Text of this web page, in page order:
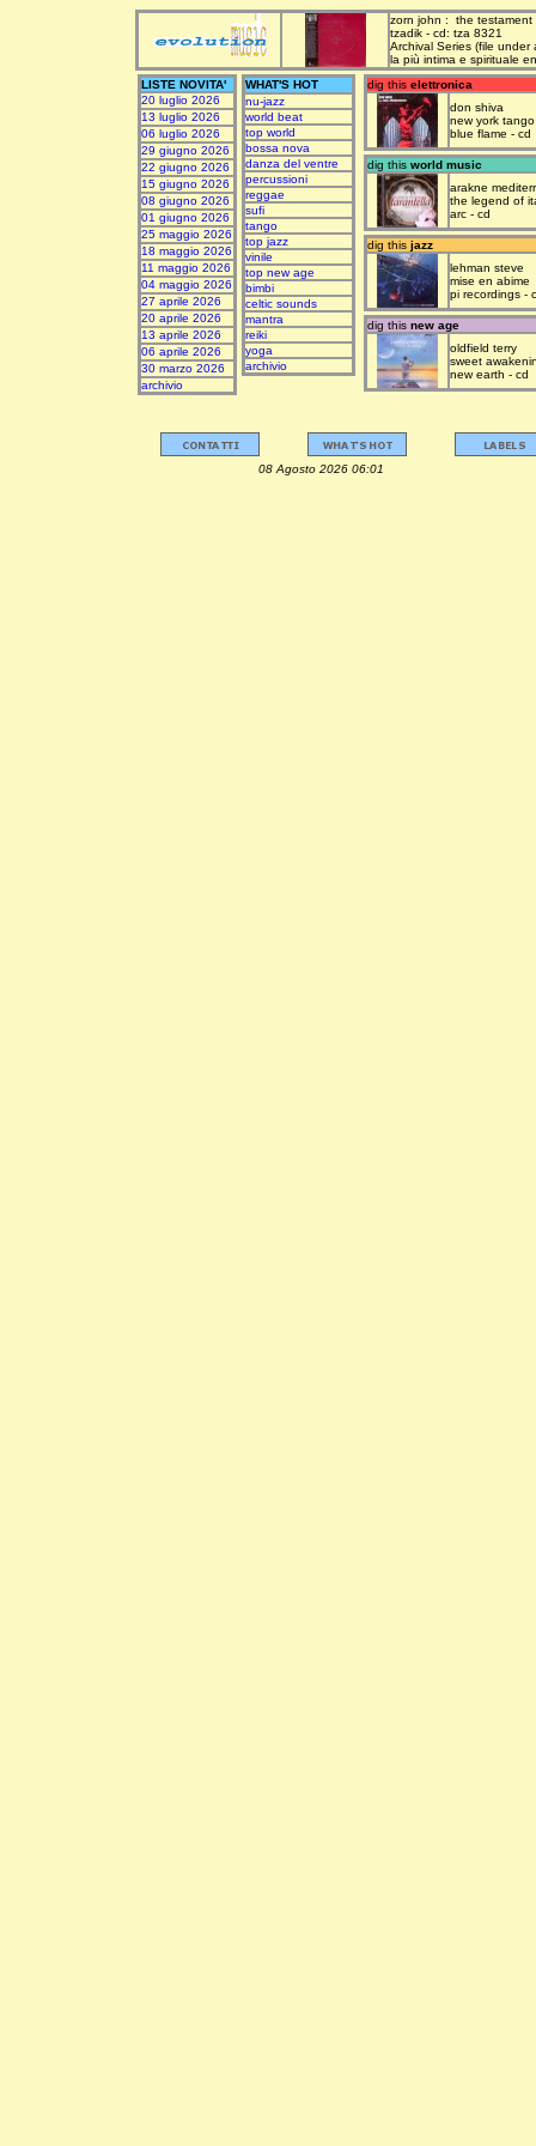
zorn john : the testament
tzadik - cd: tza 8321
Archival Series (file under
la più intima e spirituale
LISTE NOVITA'
20 luglio 2026
13 luglio 2026
06 luglio 2026
29 giugno 2026
22 giugno 2026
15 giugno 2026
08 giugno 2026
01 giugno 2026
25 maggio 2026
18 maggio 2026
11 maggio 2026
04 maggio 2026
27 aprile 2026
20 aprile 2026
13 aprile 2026
06 aprile 2026
30 marzo 2026
archivio
WHAT'S HOT
nu-jazz
world beat
top world
bossa nova
danza del ventre
percussioni
reggae
sufi
tango
top jazz
vinile
top new age
bimbi
celtic sounds
mantra
reiki
yoga
archivio
dig this elettronica
don shiva
new york tango
blue flame - cd
dig this world music
arakne
the legend of
arc - cd
dig this jazz
lehman steve
mise en abime
pi recordings -
dig this new age
oldfield terry
sweet
new earth - cd
08 Agosto 2026 06:01